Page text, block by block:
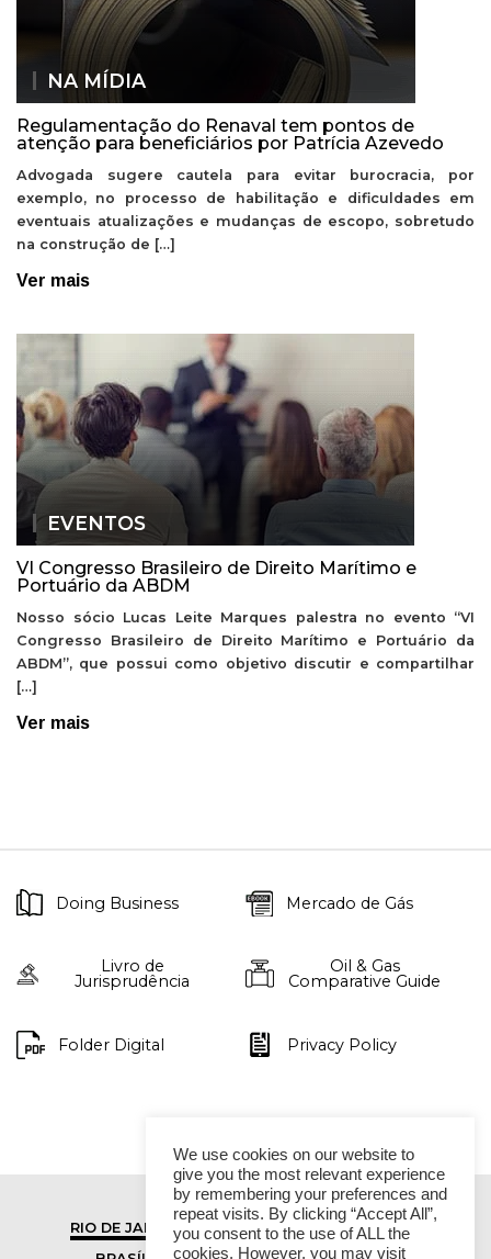
NA MÍDIA
Regulamentação do Renaval tem pontos de
atenção para beneficiários por Patrícia Azevedo
Advogada sugere cautela para evitar burocracia, por
exemplo, no processo de habilitação e dificuldades em
eventuais atualizações e mudanças de escopo, sobretudo
na construção de […]
Ver mais
EVENTOS
VI Congresso Brasileiro de Direito Marítimo e
Portuário da ABDM
Nosso sócio Lucas Leite Marques palestra no evento “VI
Congresso Brasileiro de Direito Marítimo e Portuário da
ABDM”, que possui como objetivo discutir e compartilhar
[…]
Ver mais
Doing Business Mercado de Gás
Livro de
Jurisprudência
Oil & Gas
Comparative Guide
Folder Digital Privacy Policy
RIO DE JANEIRO
SÃO PAULO
We use cookies on our website to
give you the most relevant experience
by remembering your preferences and
repeat visits. By clicking “Accept All”,
you consent to the use of ALL the
cookies. However, you may visit